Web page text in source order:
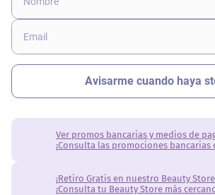
Ver promos bancarias y medios de
¡Consulta las promociones bancarias
¡Retiro Gratis en nuestro Beauty
¡Consulta tu Beauty Store más